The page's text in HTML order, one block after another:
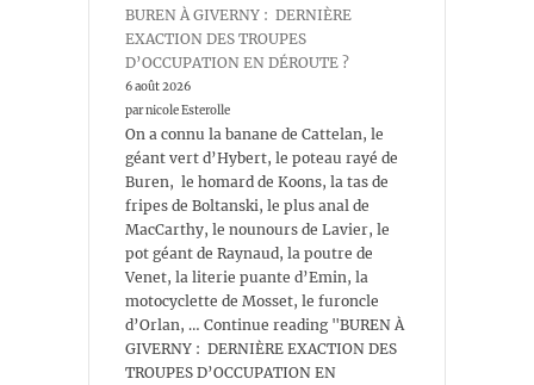
BUREN À GIVERNY : DERNIÈRE
EXACTION DES TROUPES
D’OCCUPATION EN DÉROUTE ?
6 août 2026
par nicole Esterolle
On a connu la banane de Cattelan, le
géant vert d’Hybert, le poteau rayé de
Buren, le homard de Koons, la tas de
fripes de Boltanski, le plus anal de
MacCarthy, le nounours de Lavier, le
pot géant de Raynaud, la poutre de
Venet, la literie puante d’Emin, la
motocyclette de Mosset, le furoncle
d’Orlan, … Continue reading "BUREN À
GIVERNY : DERNIÈRE EXACTION DES
TROUPES D’OCCUPATION EN